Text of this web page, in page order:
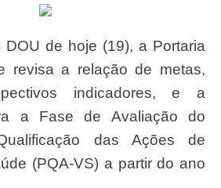
revisa a relação de metas,
indicadores, e a
a Fase de Avaliação do
das Ações de
(PQA-VS) a partir do ano